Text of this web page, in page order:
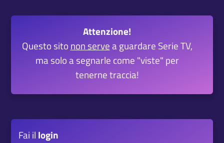
Attenzione!
Questo sito non servea guardare Serie TV,
ma solo a segnarle come "viste" per
tenerne traccia!
Fai il login